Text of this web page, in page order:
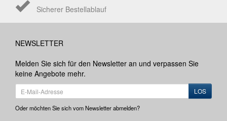
Sicherer Bestellablauf
NEWSLETTER
Melden Sie sich für den Newsletter an und verpassen Sie
keine Angebote mehr.
LOS
Oder möchten Sie sich vom Newsletter abmelden?